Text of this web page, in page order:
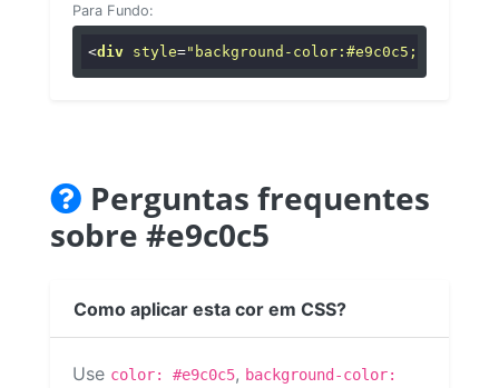
Para Fundo:
<div style="background-color:#e9c0c5;"
Perguntas frequentes
sobre #e9c0c5
Como aplicar esta cor em CSS?
Use color: #e9c0c5, background-color: